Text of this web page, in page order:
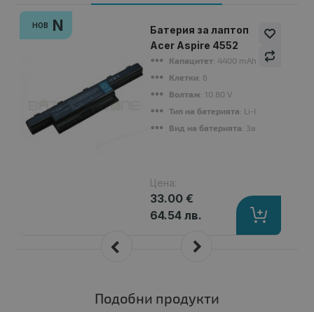
НОВ N
Батерия за лаптоп
Acer Aspire 4552
Капацитет: 4400 mAh
Клетки: 6
Волтаж: 10.80 V
Тип на батерията: Li-Ion
Вид на батерията: Заместител
Цена:
33.00 €
64.54 лв.
Подобни продукти